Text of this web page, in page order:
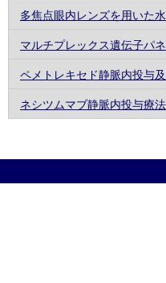
多焦点眼内レンズを用いた
マルチプレックス遺伝子パ
ペメトレキセド静脈内投与
ネシツムマブ静脈内投与療法